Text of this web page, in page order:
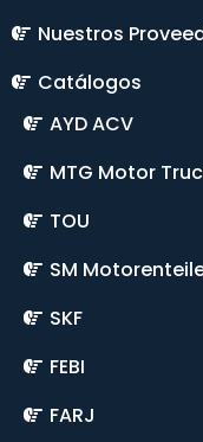
Nuestros
Catálogos
AYD ACV
MTG Motor
TOU
SM
SKF
FEBI
FARJ